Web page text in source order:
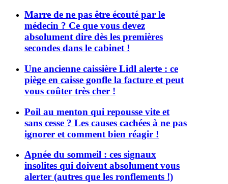
Marre de ne pas être écouté par le
médecin ? Ce que vous devez
absolument dire dès les premières
secondes dans le cabinet !
Une ancienne caissière Lidl alerte : ce
piège en caisse gonfle la facture et peut
vous coûter très cher !
Poil au menton qui repousse vite et
sans cesse ? Les causes cachées à ne pas
ignorer et comment bien réagir !
Apnée du sommeil : ces signaux
insolites qui doivent absolument vous
alerter (autres que les ronflements !)